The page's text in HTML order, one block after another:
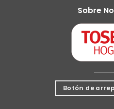
Sobre
Botón de